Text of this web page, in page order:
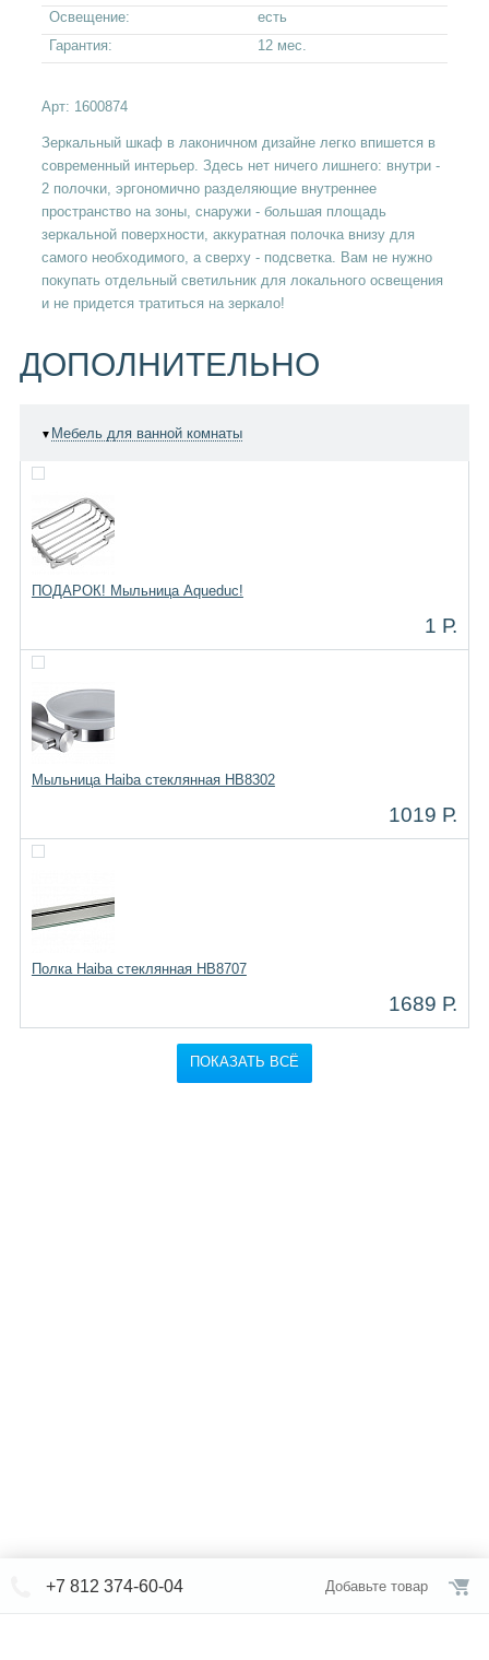
Освещение:
есть
Гарантия:
12 мес.
Арт: 1600874
Зеркальный шкаф в лаконичном дизайне легко впишется в
современный интерьер. Здесь нет ничего лишнего: внутри -
2 полочки, эргономично разделяющие внутреннее
пространство на зоны, снаружи - большая площадь
зеркальной поверхности, аккуратная полочка внизу для
самого необходимого, а сверху - подсветка. Вам не нужно
покупать отдельный светильник для локального освещения
и не придется тратиться на зеркало!
ДОПОЛНИТЕЛЬНО
▼ Мебель для ванной комнаты
ПОДАРОК! Мыльница Aqueduc!
1 Р.
Мыльница Haiba стеклянная HB8302
1019 Р.
Полка Haiba стеклянная HB8707
1689 Р.
ПОКАЗАТЬ ВСЁ
+7 812 374-60-04 Добавьте товар